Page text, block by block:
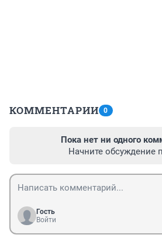
КОММЕНТАРИИ 0
Пока нет ни одного
Начните обсуждение
Гость
Войти